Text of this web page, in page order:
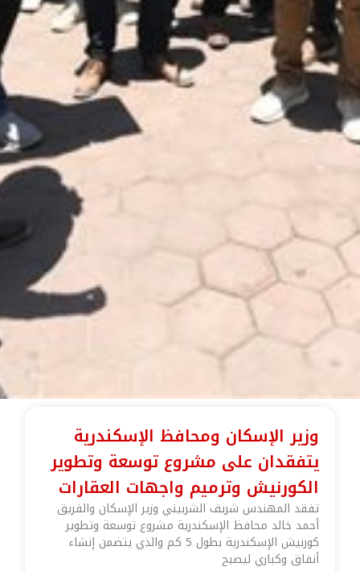
وزير الإسكان ومحافظ الإسكندرية
يتفقدان على مشروع توسعة وتطوير
الكورنيش وترميم واجهات العقارات
تفقد المهندس شريف الشربيني وزير الإسكان والفريق
أحمد خالد محافظ الإسكندرية مشروع توسعة وتطوير
كورنيش الإسكندرية بطول 5 كم والذي يتضمن إنشاء
أنفاق وكباري ليصبح